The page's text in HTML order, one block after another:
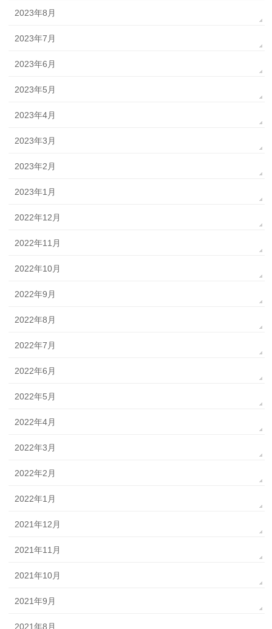
2023年8月
2023年7月
2023年6月
2023年5月
2023年4月
2023年3月
2023年2月
2023年1月
2022年12月
2022年11月
2022年10月
2022年9月
2022年8月
2022年7月
2022年6月
2022年5月
2022年4月
2022年3月
2022年2月
2022年1月
2021年12月
2021年11月
2021年10月
2021年9月
2021年8月